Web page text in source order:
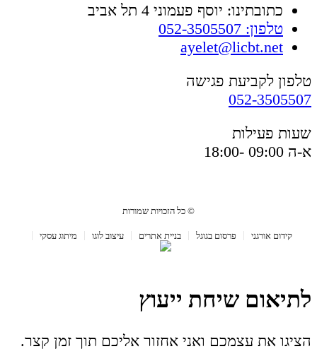
כתובתינו: יוסף פעמוני 4 תל אביב
טלפון: 052-3505507
ayelet@licbt.net
טלפון לקביעת פגישה
052-3505507
שעות פעילות
א-ה 09:00 -18:00
© כל הזכויות שמורות
קידום אורגני פרסום בגוגל בניית אתרים עיצוב לוגו מיתוג עסקי
לתיאום שיחת ייעוץ
הציגו את עצמכם ואני אחזור אליכם תוך זמן קצר.